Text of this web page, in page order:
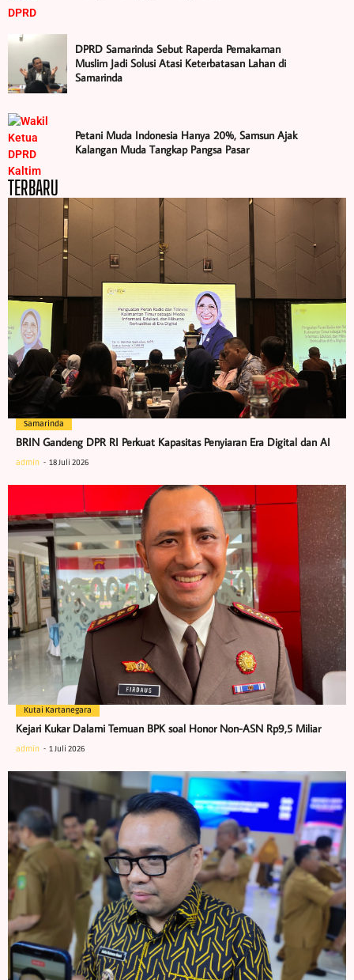
DPRD Samarinda Sebut Raperda Pemakaman
Muslim Jadi Solusi Atasi Keterbatasan Lahan di
Samarinda
Petani Muda Indonesia Hanya 20%, Samsun Ajak
Kalangan Muda Tangkap Pangsa Pasar
TERBARU
Samarinda
BRIN Gandeng DPR RI Perkuat Kapasitas Penyiaran Era Digital dan AI
admin 18 Juli 2026
Kutai Kartanegara
Kejari Kukar Dalami Temuan BPK soal Honor Non-ASN Rp9,5 Miliar
admin 1 Juli 2026